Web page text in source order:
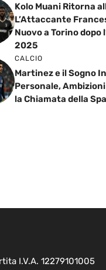
Kolo Muani Ritorna
L’Attaccante
Nuovo a Torino dopo
2025
CALCIO
Martinez e il Sogno
Personale,
la Chiamata della
I.V.A. 12279101005